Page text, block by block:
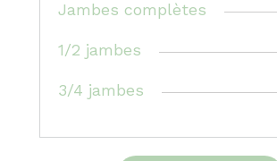
Jambes complètes
1/2 jambes
3/4 jambes